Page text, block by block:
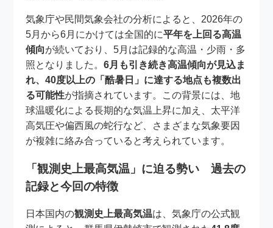
気象庁や民間気象会社の分析によると、2026年の
5月から6月にかけては全国的に平年を上回る高温
傾向が続いており、5月は記録的な高温・少雨・多
照となりました。6月も引き続き高温傾向が見込ま
れ、40度以上の「酷暑日」に達する地点も複数出
る可能性が指摘されています。この背景には、地
球温暖化による長期的な気温上昇に加え、太平洋
高気圧や偏西風の蛇行など、さまざまな気象要因
が複雑に絡み合っていると考えられています。
「観測史上最高気温」に迫る勢い 過去の
記録と今回の特徴
日本国内の観測史上最高気温は、気象庁の公式観